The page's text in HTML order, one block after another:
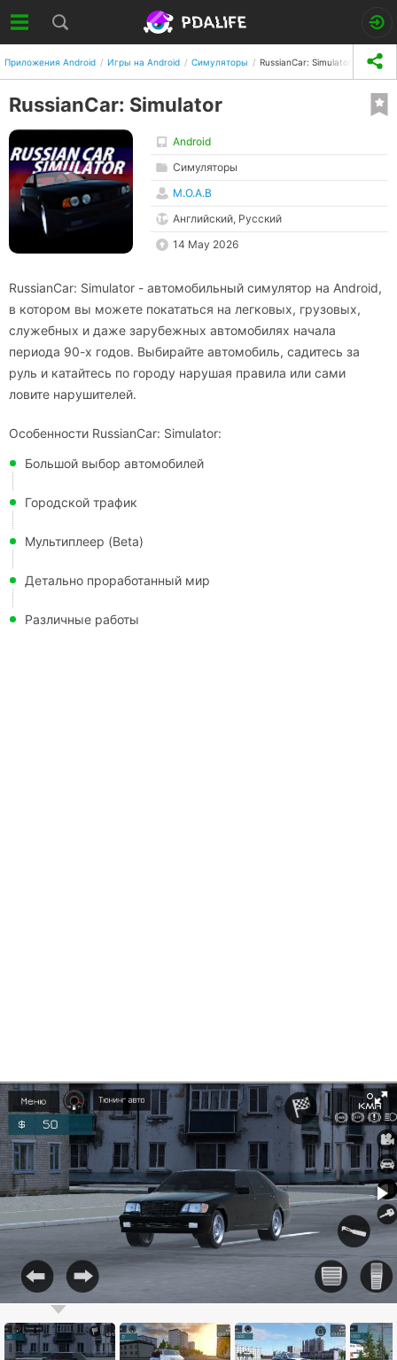
Приложения Android Игры на Android Симуляторы RussianCar: Simulator
RussianCar: Simulator
Android
Симуляторы
M.O.A.B
Английский, Русский
14 May 2026
RussianCar: Simulator - автомобильный симулятор на Android,
в котором вы можете покататься на легковых, грузовых,
служебных и даже зарубежных автомобилях начала
периода 90-х годов. Выбирайте автомобиль, садитесь за
руль и катайтесь по городу нарушая правила или сами
ловите нарушителей.
Особенности RussianCar: Simulator:
Большой выбор автомобилей
Городской трафик
Мультиплеер (Beta)
Детально проработанный мир
Различные работы